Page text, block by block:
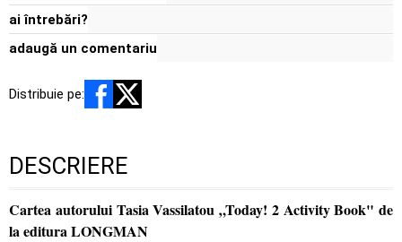
ai întrebări?
adaugă un comentariu
Distribuie pe:
DESCRIERE
Cartea autorului Tasia Vassilatou „Today! 2 Activity Book" de
la editura LONGMAN